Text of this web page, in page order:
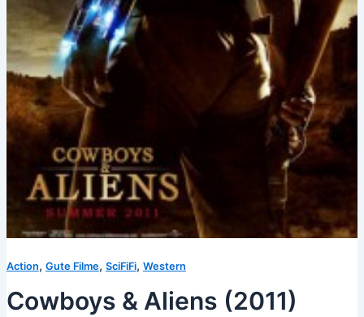
Action, Gute Filme, SciFiFi, Western
Cowboys & Aliens (2011)